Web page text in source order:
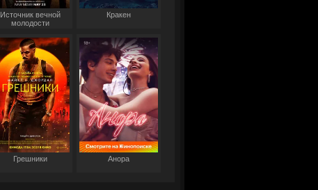
Источник вечной
молодости
Кракен
Грешники Анора